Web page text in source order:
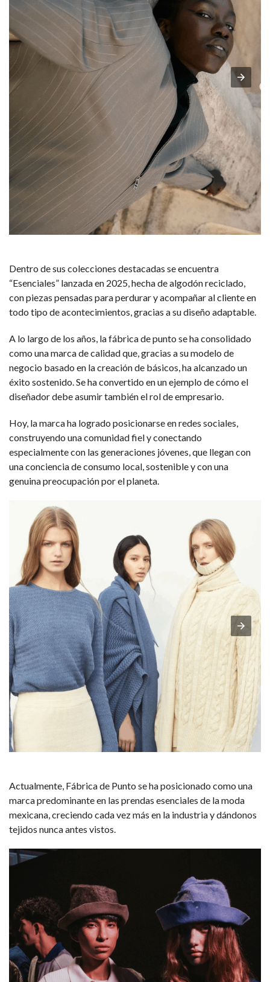
Dentro de sus colecciones destacadas se encuentra
“Esenciales” lanzada en 2025, hecha de algodón reciclado,
con piezas pensadas para perdurar y acompañar al cliente en
todo tipo de acontecimientos, gracias a su diseño adaptable.
A lo largo de los años, la fábrica de punto se ha consolidado
como una marca de calidad que, gracias a su modelo de
negocio basado en la creación de básicos, ha alcanzado un
éxito sostenido. Se ha convertido en un ejemplo de cómo el
diseñador debe asumir también el rol de empresario.
Hoy, la marca ha logrado posicionarse en redes sociales,
construyendo una comunidad fiel y conectando
especialmente con las generaciones jóvenes, que llegan con
una conciencia de consumo local, sostenible y con una
genuina preocupación por el planeta.
Actualmente, Fábrica de Punto se ha posicionado como una
marca predominante en las prendas esenciales de la moda
mexicana, creciendo cada vez más en la industria y dándonos
tejidos nunca antes vistos.